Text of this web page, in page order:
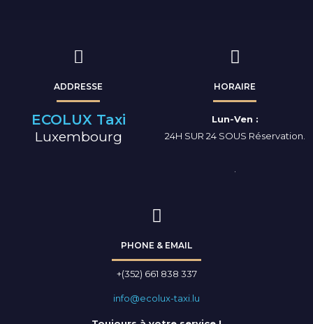
ADDRESSE
ECOLUX Taxi
Luxembourg
HORAIRE
Lun-Ven :
24H SUR 24 SOUS Réservation.
PHONE & EMAIL
+(352) 661 838 337
info@ecolux-taxi.lu